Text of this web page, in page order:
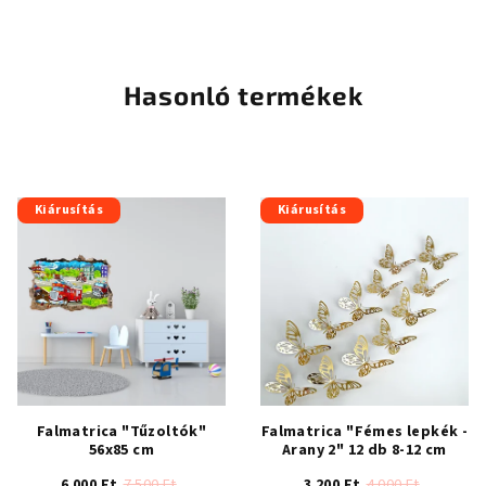
Hasonló termékek
Kiárusítás
Falmatrica "Tűzoltók"
56x85 cm
Kiárusítás
Falmatrica "Fémes lepkék -
Arany 2" 12 db 8-12 cm